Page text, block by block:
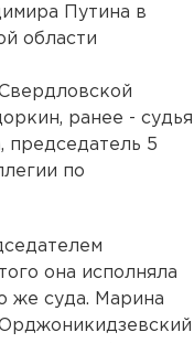
Путина в
области
ранее - судья
председатель 5
по
она исполняла
же суда. Марина
Орджоникидзевский